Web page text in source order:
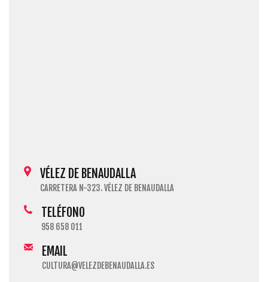
VÉLEZ DE BENAUDALLA
CARRETERA N-323. VÉLEZ DE BENAUDALLA
TELÉFONO
958 658 011
EMAIL
CULTURA@VELEZDEBENAUDALLA.ES